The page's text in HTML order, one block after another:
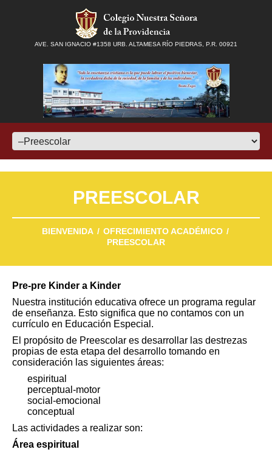
AVE. SAN IGNACIO #1358 URB. ALTAMESA RÍO PIEDRAS, P.R. 00921
PREESCOLAR
BIENVENIDA
OFRECIMIENTO ACADÉMICO
PREESCOLAR
Pre-pre Kinder a Kinder
Nuestra institución educativa ofrece un programa regular
de enseñanza. Esto significa que no contamos con un
currículo en Educación Especial.
El propósito de Preescolar es desarrollar las destrezas
propias de esta etapa del desarrollo tomando en
consideración las siguientes áreas:
espiritual
perceptual-motor
social-emocional
conceptual
Las actividades a realizar son:
Área espiritual